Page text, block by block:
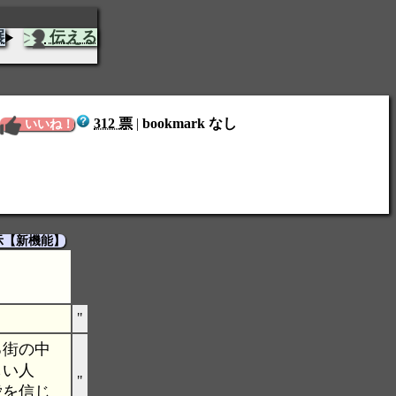
伝える
いいね！ 312 票 | bookmark なし
【新機能】
"
の中
人
信じ
"